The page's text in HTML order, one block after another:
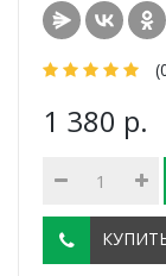
1 380 р.